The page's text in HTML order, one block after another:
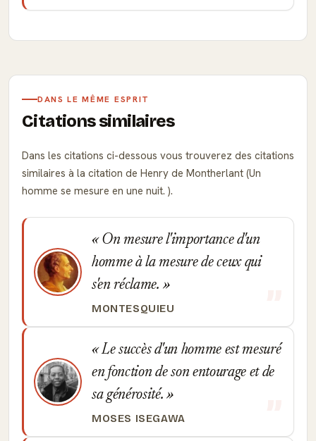
DANS LE MÊME ESPRIT
Citations similaires
Dans les citations ci-dessous vous trouverez des citations
similaires à la citation de Henry de Montherlant (Un
homme se mesure en une nuit. ).
On mesure l'importance d'un
homme à la mesure de ceux qui
s'en réclame.
MONTESQUIEU
Le succès d'un homme est mesuré
en fonction de son entourage et de
sa générosité.
MOSES ISEGAWA